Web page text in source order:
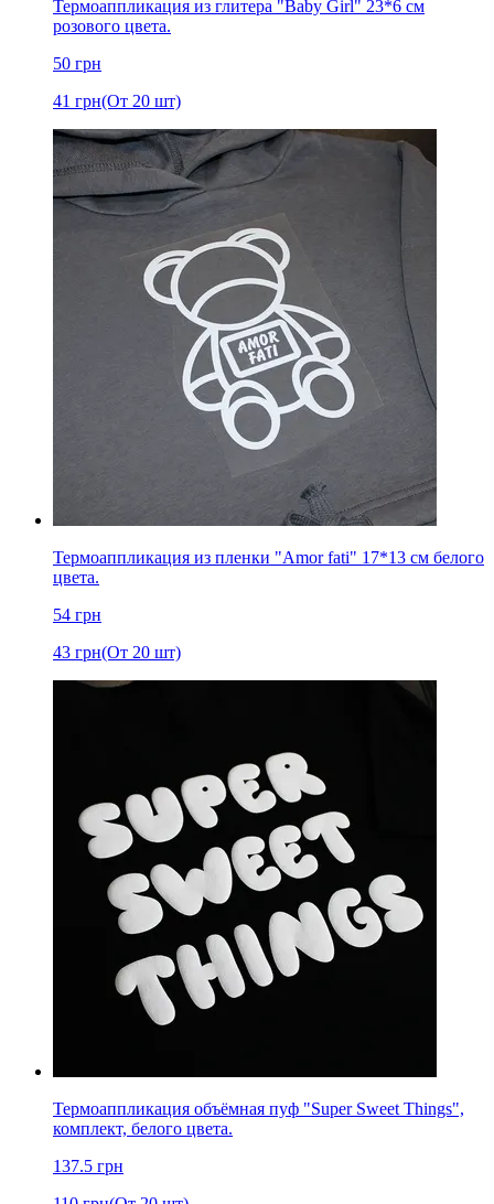
Термоаппликация из глитера "Baby Girl" 23*6 см
розового цвета.
50 грн
41 грн(От 20 шт)
Термоаппликация из пленки "Amor fati" 17*13 см белого
цвета.
54 грн
43 грн(От 20 шт)
Термоаппликация объёмная пуф "Super Sweet Things",
комплект, белого цвета.
137.5 грн